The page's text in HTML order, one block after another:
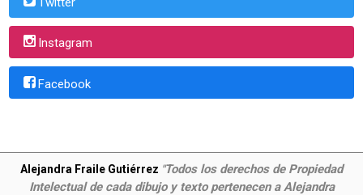
Instagram
Facebook
Alejandra Fraile Gutiérrez "Todos los derechos de Propiedad
Intelectual de cada dibujo y texto pertenecen a Alejandra